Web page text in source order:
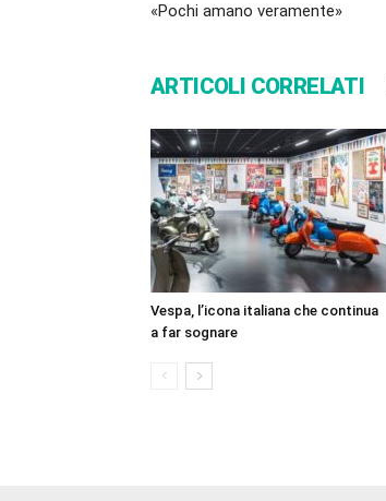
«Pochi amano veramente»
ARTICOLI CORRELATI
Vespa, l’icona italiana che continua
a far sognare